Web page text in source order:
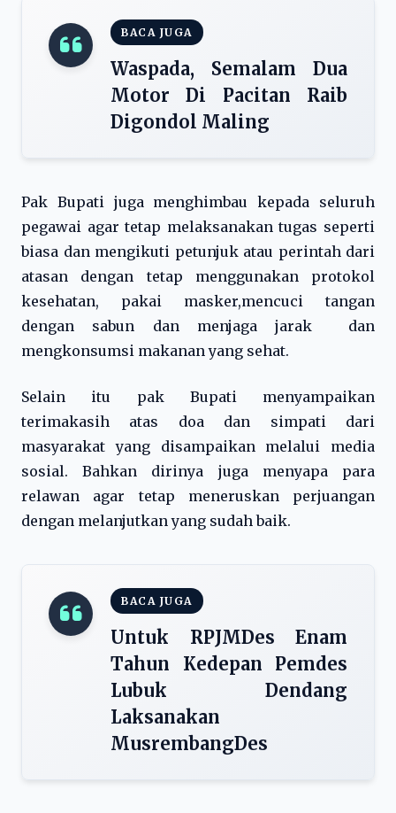
BACA JUGA
Waspada, Semalam Dua
Motor Di Pacitan Raib
Digondol Maling
Pak Bupati juga menghimbau kepada seluruh
pegawai agar tetap melaksanakan tugas seperti
biasa dan mengikuti petunjuk atau perintah dari
atasan dengan tetap menggunakan protokol
kesehatan, pakai masker,mencuci tangan
dengan sabun dan menjaga jarak dan
mengkonsumsi makanan yang sehat.
Selain itu pak Bupati menyampaikan
terimakasih atas doa dan simpati dari
masyarakat yang disampaikan melalui media
sosial. Bahkan dirinya juga menyapa para
relawan agar tetap meneruskan perjuangan
dengan melanjutkan yang sudah baik.
BACA JUGA
Untuk RPJMDes Enam
Tahun Kedepan Pemdes
Lubuk Dendang
Laksanakan
MusrembangDes